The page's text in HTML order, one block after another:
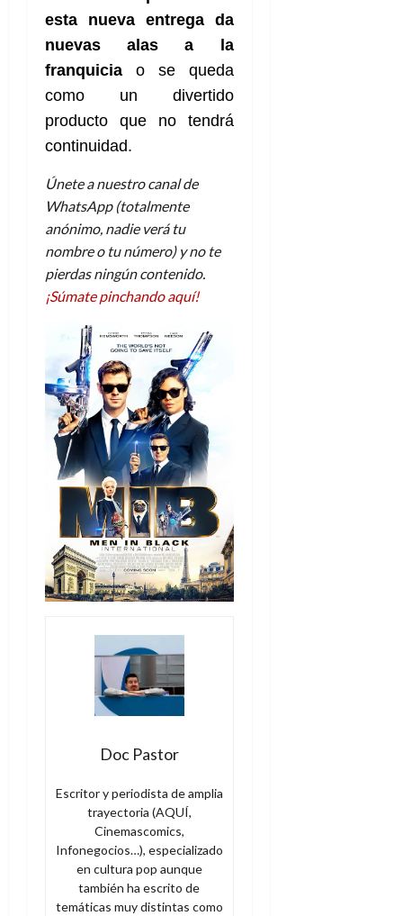
esta nueva entrega da
nuevas alas a la
franquicia o se queda
como un divertido
producto que no tendrá
continuidad.
Únete a nuestro canal de
WhatsApp (totalmente
anónimo, nadie verá tu
nombre o tu número) y no te
pierdas ningún contenido.
¡Súmate pinchando aquí!
Doc Pastor
Escritor y periodista de amplia
trayectoria (AQUÍ,
Cinemascomics,
Infonegocios…), especializado
en cultura pop aunque
también ha escrito de
temáticas muy distintas como